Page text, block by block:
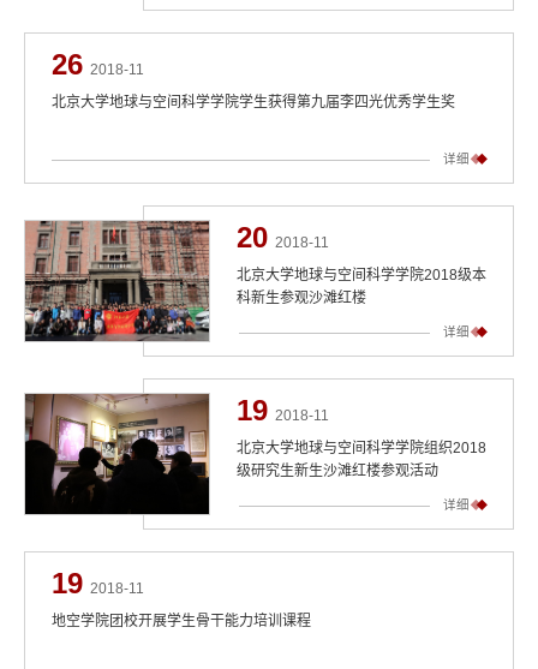
26 2018-11
北京大学地球与空间科学学院学生获得第九届李四光优秀学生奖
详细
20 2018-11
北京大学地球与空间科学学院2018级本
科新生参观沙滩红楼
详细
19 2018-11
北京大学地球与空间科学学院组织2018
级研究生新生沙滩红楼参观活动
详细
19 2018-11
地空学院团校开展学生骨干能力培训课程